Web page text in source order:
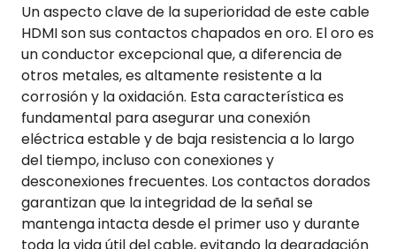
Un aspecto clave de la superioridad de este cable
HDMI son sus contactos chapados en oro. El oro es
un conductor excepcional que, a diferencia de
otros metales, es altamente resistente a la
corrosión y la oxidación. Esta característica es
fundamental para asegurar una conexión
eléctrica estable y de baja resistencia a lo largo
del tiempo, incluso con conexiones y
desconexiones frecuentes. Los contactos dorados
garantizan que la integridad de la señal se
mantenga intacta desde el primer uso y durante
toda la vida útil del cable, evitando la degradación